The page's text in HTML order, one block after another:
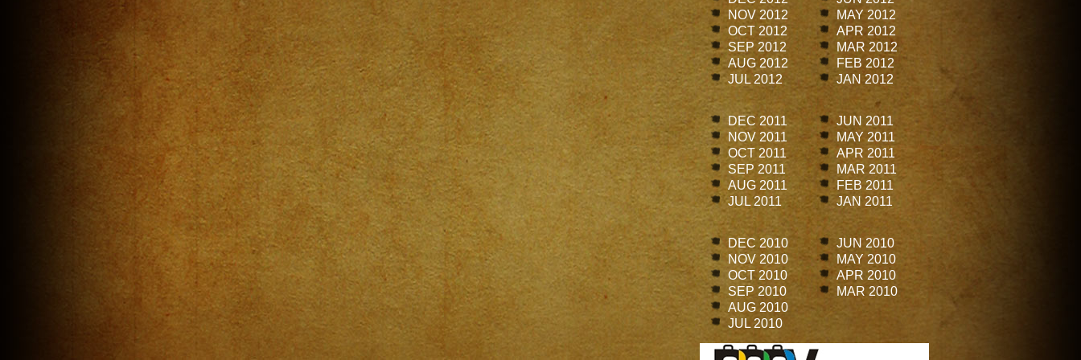
NOV 2012
OCT 2012
SEP 2012
AUG 2012
JUL 2012
MAY 2012
APR 2012
MAR 2012
FEB 2012
JAN 2012
DEC 2011
NOV 2011
OCT 2011
SEP 2011
AUG 2011
JUL 2011
JUN 2011
MAY 2011
APR 2011
MAR 2011
FEB 2011
JAN 2011
DEC 2010
NOV 2010
OCT 2010
SEP 2010
AUG 2010
JUL 2010
JUN 2010
MAY 2010
APR 2010
MAR 2010